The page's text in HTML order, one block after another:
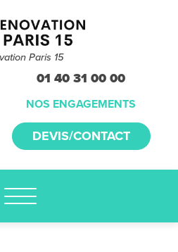
Paris 15
01 40 31 00 00
NOS ENGAGEMENTS
DEVIS/CONTACT
sans
nous :